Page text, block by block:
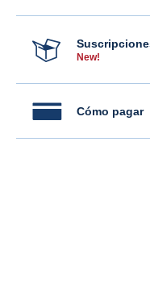
New!
Cómo pagar